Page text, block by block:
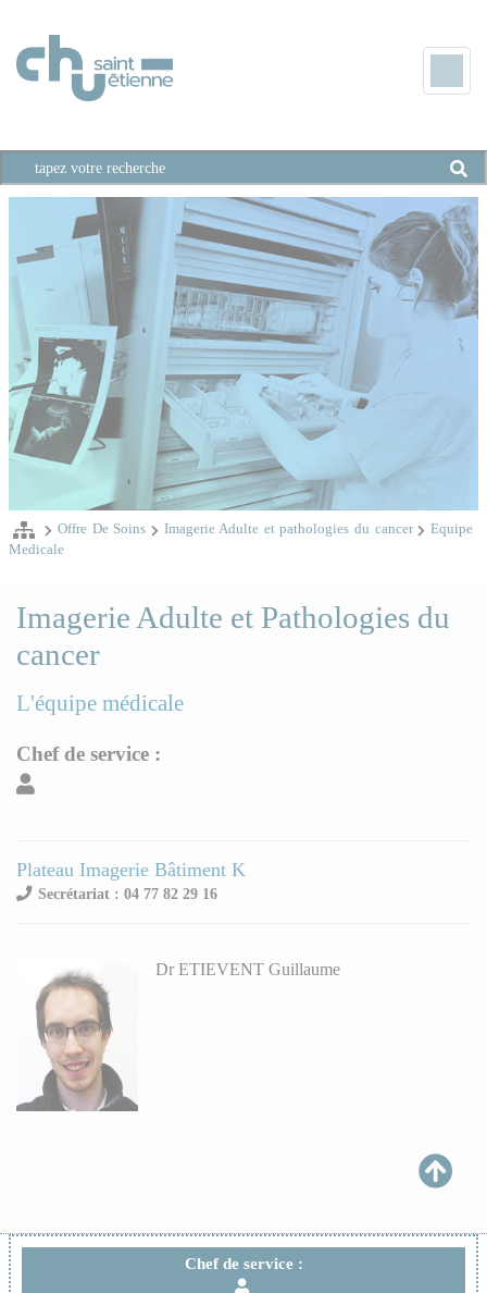
Offre De Soins Imagerie Adulte et pathologies du cancer
Equipe
Medicale
Chef de service :
Imagerie Adulte et Pathologies du
cancer
L'équipe médicale
Chef de service :
Plateau Imagerie Bâtiment K
Secrétariat : 04 77 82 29 16
Dr ETIEVENT Guillaume